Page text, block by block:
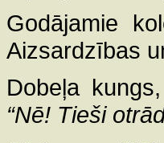
Godājamie
Aizsardzības
Dobeļa
“Nē! Tieši